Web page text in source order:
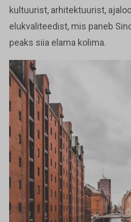
kultuurist, arhitektuurist,
elukvaliteedist, mis paneb
peaks siia elama kolima.